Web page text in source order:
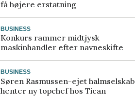
få højere erstatning
BUSINESS
Konkurs rammer midtjysk
maskinhandler efter navneskifte
BUSINESS
Søren Rasmussen-ejet halmselskab
henter ny topchef hos Tican